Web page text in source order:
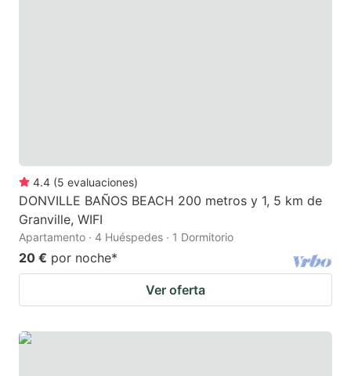
4.4 (5 evaluaciones)
DONVILLE BAÑOS BEACH 200 metros y 1, 5 km de
Granville, WIFI
Apartamento · 4 Huéspedes · 1 Dormitorio
20 € por noche*
Ver oferta